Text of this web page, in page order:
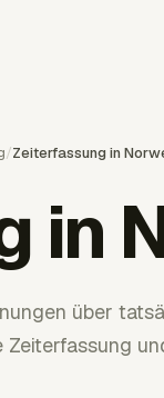
/Zeiterfassung in
in
über